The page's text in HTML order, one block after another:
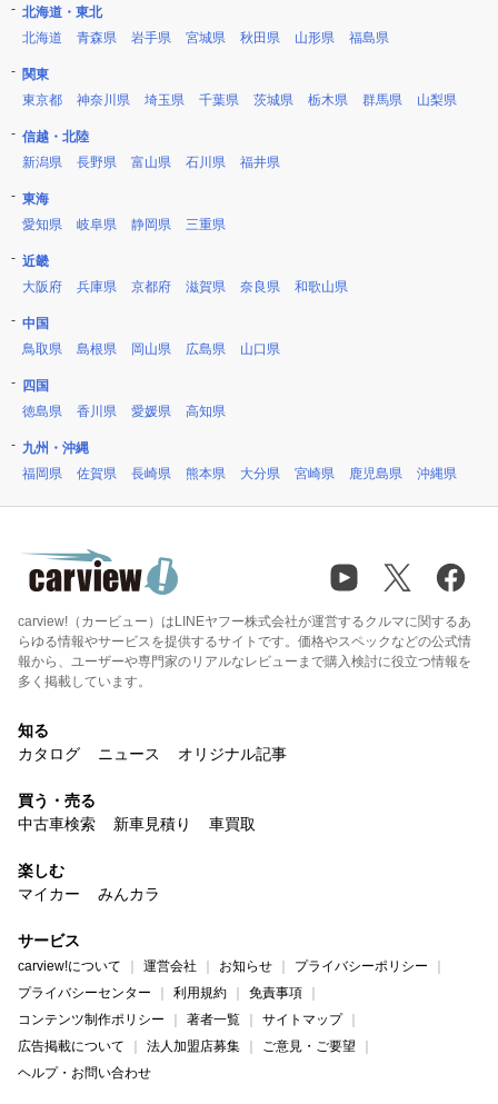
北海道・東北
北海道
青森県 岩手県 宮城県 秋田県 山形県 福島県
関東
東京都
神奈川県 埼玉県 千葉県 茨城県 栃木県 群馬県 山梨県
信越・北陸
新潟県
長野県 富山県 石川県 福井県
東海
愛知県
岐阜県 静岡県 三重県
近畿
大阪府
兵庫県 京都府 滋賀県 奈良県 和歌山県
中国
鳥取県
島根県 岡山県 広島県 山口県
四国
徳島県
香川県 愛媛県 高知県
九州・沖縄
福岡県
佐賀県 長崎県 熊本県 大分県 宮崎県 鹿児島県 沖縄県
carview!（カービュー）はLINEヤフー株式会社が運営するクルマに関するあ
らゆる情報やサービスを提供するサイトです。価格やスペックなどの公式情
報から、ユーザーや専門家のリアルなレビューまで購入検討に役立つ情報を
多く掲載しています。
知る
カタログ
ニュース オリジナル記事
買う・売る
中古車検索
新車見積り 車買取
楽しむ
マイカー
みんカラ
サービス
carview!について 運営会社 お知らせ
プライバシーポリシー
プライバシーセンター
利用規約
免責事項
コンテンツ制作ポリシー
著者一覧
サイトマップ
広告掲載について
法人加盟店募集
ご意見・ご要望
ヘルプ・お問い合わせ